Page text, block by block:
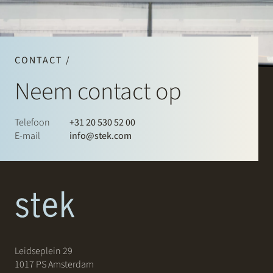
CONTACT /
Neem contact op
Telefoon
+31 20 530 52 00
E-mail
info@stek.com
Leidseplein 29
1017 PS Amsterdam